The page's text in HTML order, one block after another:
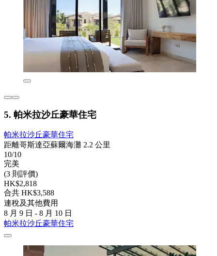
5. 帕米拉沙丘豪華住宅
帕米拉沙丘豪華住宅
距離哥斯達亞蘇爾海灘 2.2 公里
10/10
完美
(3 則評價)
HK$2,818
合共 HK$3,588
連稅及其他費用
8 月 9 日 - 8 月 10 日
帕米拉沙丘豪華住宅